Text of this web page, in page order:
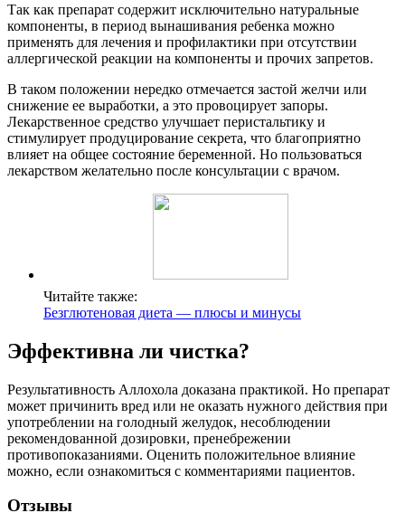
Так как препарат содержит исключительно натуральные
компоненты, в период вынашивания ребенка можно
применять для лечения и профилактики при отсутствии
аллергической реакции на компоненты и прочих запретов.
В таком положении нередко отмечается застой желчи или
снижение ее выработки, а это провоцирует запоры.
Лекарственное средство улучшает перистальтику и
стимулирует продуцирование секрета, что благоприятно
влияет на общее состояние беременной. Но пользоваться
лекарством желательно после консультации с врачом.
Читайте также:
Безглютеновая диета — плюсы и минусы
Эффективна ли чистка?
Результативность Аллохола доказана практикой. Но препарат
может причинить вред или не оказать нужного действия при
употреблении на голодный желудок, несоблюдении
рекомендованной дозировки, пренебрежении
противопоказаниями. Оценить положительное влияние
можно, если ознакомиться с комментариями пациентов.
Отзывы